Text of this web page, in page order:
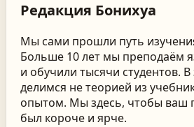
Редакция Бонихуа
Мы сами прошли путь
Больше 10 лет мы преподаём
и обучили тысячи студентов.
делимся не теорией из
опытом. Мы здесь, чтобы ваш
был короче и ярче.